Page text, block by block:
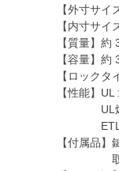
【外寸サ
【内寸サ
【質量】約
【容量】約
【ロックタ
【性能】
UL爆発
ETLデジ
【付属品
取扱説